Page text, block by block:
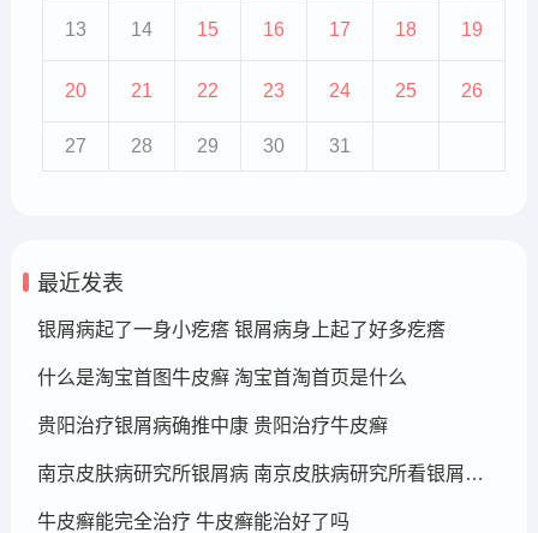
13 14 15 16 17 18 19
20 21 22 23 24 25 26
27 28 29 30 31
最近发表
银屑病起了一身小疙瘩 银屑病身上起了好多疙瘩
什么是淘宝首图牛皮癣 淘宝首淘首页是什么
贵阳治疗银屑病确推中康 贵阳治疗牛皮癣
南京皮肤病研究所银屑病 南京皮肤病研究所看银屑病哪个医生厉害
牛皮癣能完全治疗 牛皮癣能治好了吗